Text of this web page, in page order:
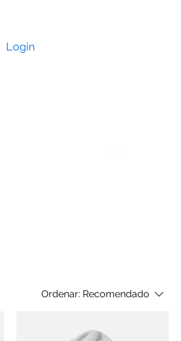
Login
Ordenar: Recomendado